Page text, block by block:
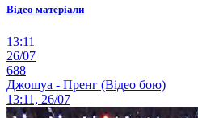
Відео матеріали
13:11
26/07
688
Джошуа - Пренг (Відео бою)
13:11, 26/07